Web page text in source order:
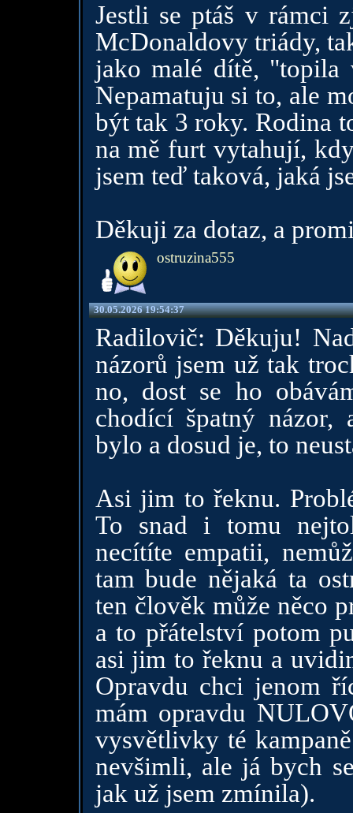
Jestli se ptáš v rámci
McDonaldovy triády,
jako malé dítě, "topila
Nepamatuju si to, ale
být tak 3 roky. Rodina
na mě furt vytahují,
jsem teď taková, jaká
Děkuji za dotaz, a
ostruzina555
30.05.2026 19:54:37
Radilovič: Děkuju!
názorů jsem už tak
no, dost se ho
chodící špatný názor,
bylo a dosud je, to
Asi jim to řeknu.
To snad i tomu
necítíte empatii,
tam bude nějaká ta
ten člověk může něco
a to přátelství potom
asi jim to řeknu a
Opravdu chci jenom
mám opravdu
vysvětlivky té
nevšimli, ale já bych
jak už jsem zmínila).